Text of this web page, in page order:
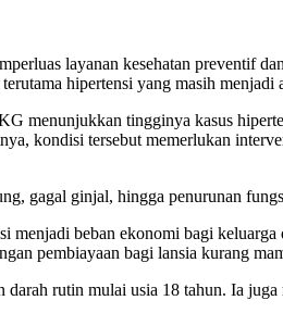
layanan kesehatan preventif
hipertensi yang masih
menunjukkan tingginya kasus
kondisi tersebut memerlukan
gagal ginjal, hingga penurunan
beban ekonomi bagi keluarga
pembiayaan bagi lansia kurang
rutin mulai usia 18 tahun. Ia